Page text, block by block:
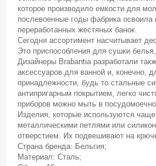
которое производило емкости для
послевоенные годы фабрика освоила
переработанных жестяных банок.
Сегодня ассортимент насчитывает
Это приспособления для сушки
Дизайнеры Brabantia разработали
аксессуаров для ванной и, конечно,
принадлежности, будь то стальные
антипригарным покрытием, легко
приборов можно мыть в
Изделия, которые используются
металлическими петлями или
отверстием. Их подвешивают на
Страна бренда: Бельгия;
Материал: Сталь;